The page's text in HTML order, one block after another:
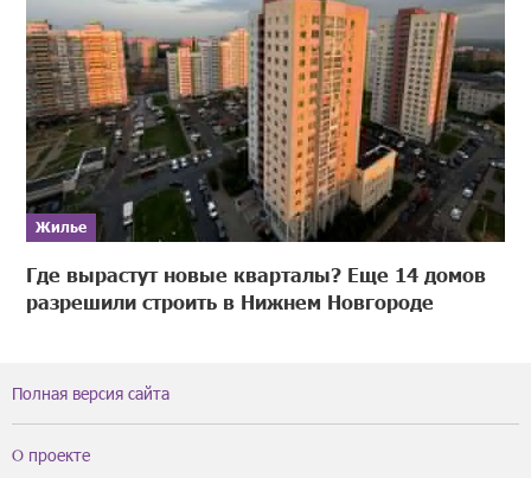
Жилье
Где вырастут новые кварталы? Еще 14 домов
разрешили строить в Нижнем Новгороде
Полная версия сайта
О проекте